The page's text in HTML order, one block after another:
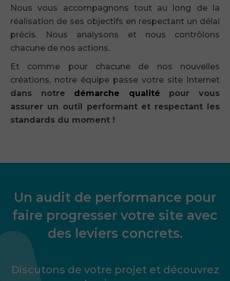
Nous vous accompagnons tout au long de la
réalisation de ses objectifs en respectant un délai
précis. Nous analysons et nous contrôlons
chacune de nos actions.
Et comme pour chacune de nos nouvelles
créations, notre équipe passe votre site Internet
dans notre démarche qualité pour vous
assurer un outil performant et respectant les
standards du moment !
Un audit de performance pour
faire progresser votre site avec
des leviers concrets.
Discutons de votre projet et découvrez